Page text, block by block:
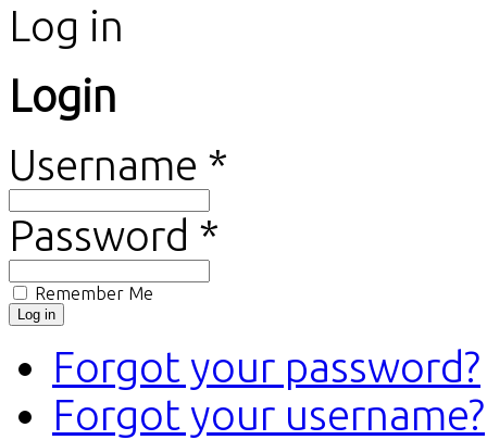
Log in
Login
Username *
Password *
Remember Me
Forgot your password?
Forgot your username?